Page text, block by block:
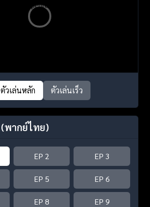
ตัวเล่นหลัก ตัวเล่นเร็ว
(พากย์ไทย)
EP 2 EP 3
EP 5 EP 6
EP 8 EP 9